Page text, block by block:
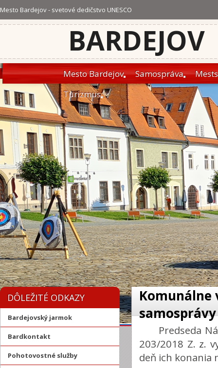
Mesto Bardejov - svetové dedičstvo UNESCO
BARDEJOV
Mesto Bardejov Samospráva
Turizmus
DÔLEŽITÉ ODKAZY
Bardejovský jarmok
Bardkontakt
Pohotovostné služby
Komunálne
samosprávy
Predseda
203/2018 Z. z.
deň ich konania